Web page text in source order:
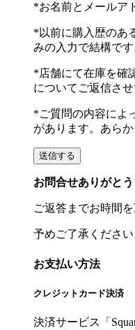
*お名前とメールア
*以前に購入歴のあ
みの入力で結構です
*店舗にて在庫を確
についてご返信させ
*ご質問の内容によ
があります。あら
お問合せありがとう
ご返答までお時間
予めご了承ください
お支払い方法
クレジットカード決済
決済サービス「